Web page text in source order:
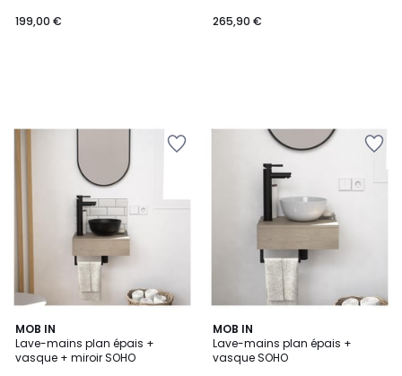
199,00 €
265,90 €
MOB IN
Lave-mains plan épais +
vasque + miroir SOHO
MOB IN
Lave-mains plan épais +
vasque SOHO